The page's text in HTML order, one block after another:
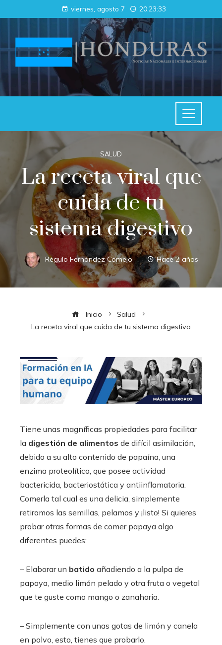
viernes, agosto 7 20:23:33
SALUD
La receta viral que
cuida de tu
sistema digestivo
Régulo Fernández Comejo Hace 2 años
Inicio
Salud
La receta viral que cuida de tu sistema digestivo
Tiene unas magníficas propiedades para facilitar
la digestión de alimentos de difícil asimilación,
debido a su alto contenido de papaína, una
enzima proteolítica, que posee actividad
bactericida, bacteriostática y antiinflamatoria.
Comerla tal cual es una delicia, simplemente
retiramos las semillas, pelamos y ¡listo! Si quieres
probar otras formas de comer papaya algo
diferentes puedes:
– Elaborar un batido añadiendo a la pulpa de
papaya, medio limón pelado y otra fruta o vegetal
que te guste como mango o zanahoria.
– Simplemente con unas gotas de limón y canela
en polvo, esto, tienes que probarlo.